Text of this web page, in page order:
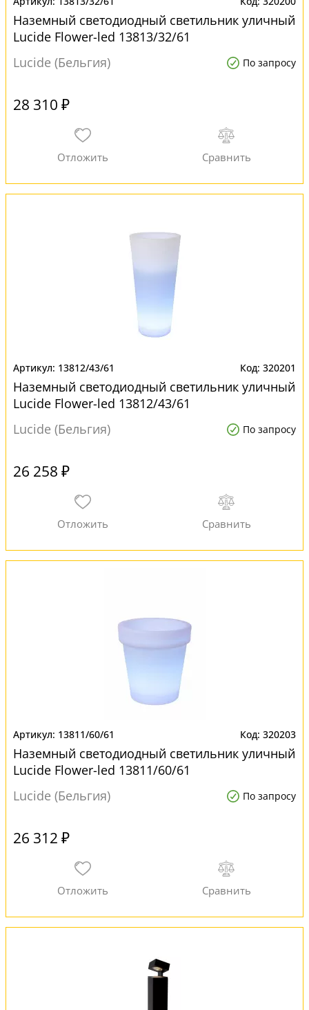
Наземный светодиодный светильник уличный
Lucide Flower-led 13813/32/61
Lucide (Бельгия)
По запросу
28 310 ₽
13812/43/61 320201
Наземный светодиодный светильник уличный
Lucide Flower-led 13812/43/61
Lucide (Бельгия)
По запросу
26 258 ₽
13811/60/61 320203
Наземный светодиодный светильник уличный
Lucide Flower-led 13811/60/61
Lucide (Бельгия)
По запросу
26 312 ₽